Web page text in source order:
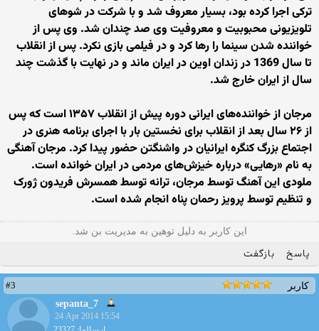
ترکی اجرا کرده بود، بسیار معروف شد و با شرکت در شوهای
تلویزیونی محبوبیت و معروفیت وی صد چندان شد. وی پس از
خواننده شدن سینما را رها کرد و در فیلمی بازی نکرد. پس از انقلاب
تا سال 1369 در زندان اوین در ایران ماند و در نهایت با گذشت چند
سال از ایران خارج شد.
مرجان از خواننده‌های ایرانی دوره پیش از انقلاب ۱۳۵۷ است که پس
از ۲۶ سال بعد از انقلاب برای نخستین بار با اجرای برنامه هنری در
اجتماع بزرگ کنگره ایرانیان در واشنگتن حضور پیدا کرد. مرجان آهنگی
به نام «رهایی» درباره خیزش‌های مردمی در ایران خوانده است.
ملودی این آهنگ توسط مرجان، ترانه توسط همسرش فریدون ژورک
و تنظیم توسط پرویز رحمان پناه انجام شده است.
این کاربر به دلیل توهین به مدیریت بن شد.
پاسخ بازگفت
کاربر
#3
sepanta_7
24 Apr 2014 15:54